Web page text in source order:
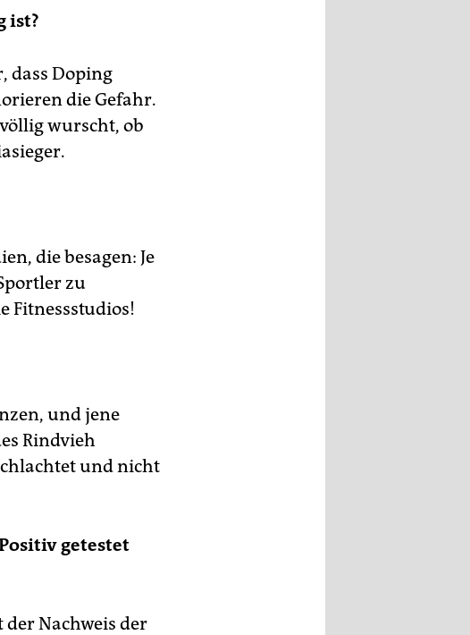
ist?
dass Doping
die Gefahr.
wurscht, ob
die besagen: Je
zu
Fitnessstudios!
und jene
Rindvieh
und nicht
getestet
Nachweis der